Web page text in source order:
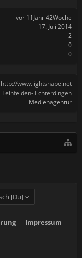
vor 11Jahr 42Woche
17. Juli 2014
2
0
0
http://www.lightshape.net
Echterdingen
Medienagentur
[Du]
Impressum